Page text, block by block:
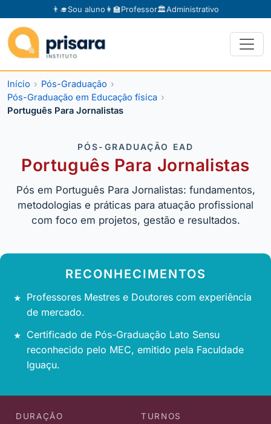
👨‍🎓Sou aluno 👩‍🏫Professor🏛️Administrativo
Início
Pós-Graduação
Pós-Graduação em Educação física
Português Para Jornalistas
PÓS-GRADUAÇÃO EAD
Português Para Jornalistas
Pós em Português Para Jornalistas: fundamentos,
metodologias e práticas para atuação profissional
com foco em projetos, gestão e resultados.
RECONHECIMENTOS
Professores Mestres e Doutores com experiência
de mercado.
Certificado de Pós-Graduação Lato Sensu
reconhecido pelo MEC, emitido pela Faculdade
Iguaçu.
DURAÇÃO TURNOS